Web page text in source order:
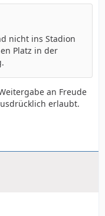
nicht ins Stadion
Platz in der
an Freude
erlaubt.